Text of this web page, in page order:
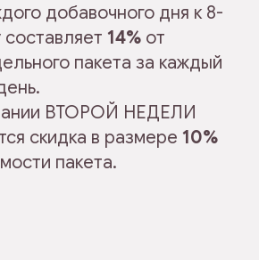
добавочного дня к 8-
14% от
пакета за каждый
ВТОРОЙ НЕДЕЛИ
скидка в размере 10%
пакета.